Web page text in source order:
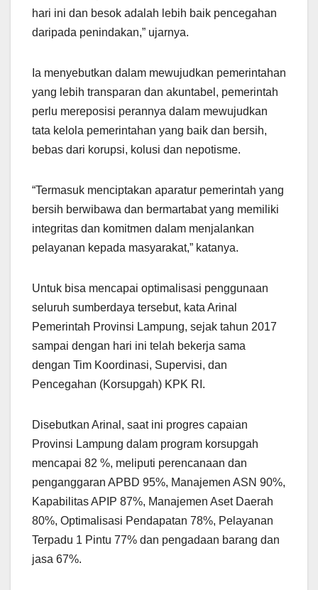
hari ini dan besok adalah lebih baik pencegahan
daripada penindakan,” ujarnya.
Ia menyebutkan dalam mewujudkan pemerintahan
yang lebih transparan dan akuntabel, pemerintah
perlu mereposisi perannya dalam mewujudkan
tata kelola pemerintahan yang baik dan bersih,
bebas dari korupsi, kolusi dan nepotisme.
“Termasuk menciptakan aparatur pemerintah yang
bersih berwibawa dan bermartabat yang memiliki
integritas dan komitmen dalam menjalankan
pelayanan kepada masyarakat,” katanya.
Untuk bisa mencapai optimalisasi penggunaan
seluruh sumberdaya tersebut, kata Arinal
Pemerintah Provinsi Lampung, sejak tahun 2017
sampai dengan hari ini telah bekerja sama
dengan Tim Koordinasi, Supervisi, dan
Pencegahan (Korsupgah) KPK RI.
Disebutkan Arinal, saat ini progres capaian
Provinsi Lampung dalam program korsupgah
mencapai 82 %, meliputi perencanaan dan
penganggaran APBD 95%, Manajemen ASN 90%,
Kapabilitas APIP 87%, Manajemen Aset Daerah
80%, Optimalisasi Pendapatan 78%, Pelayanan
Terpadu 1 Pintu 77% dan pengadaan barang dan
jasa 67%.